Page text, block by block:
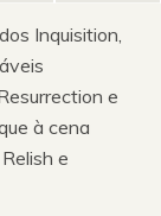
Inquisition,
e
à cena
e